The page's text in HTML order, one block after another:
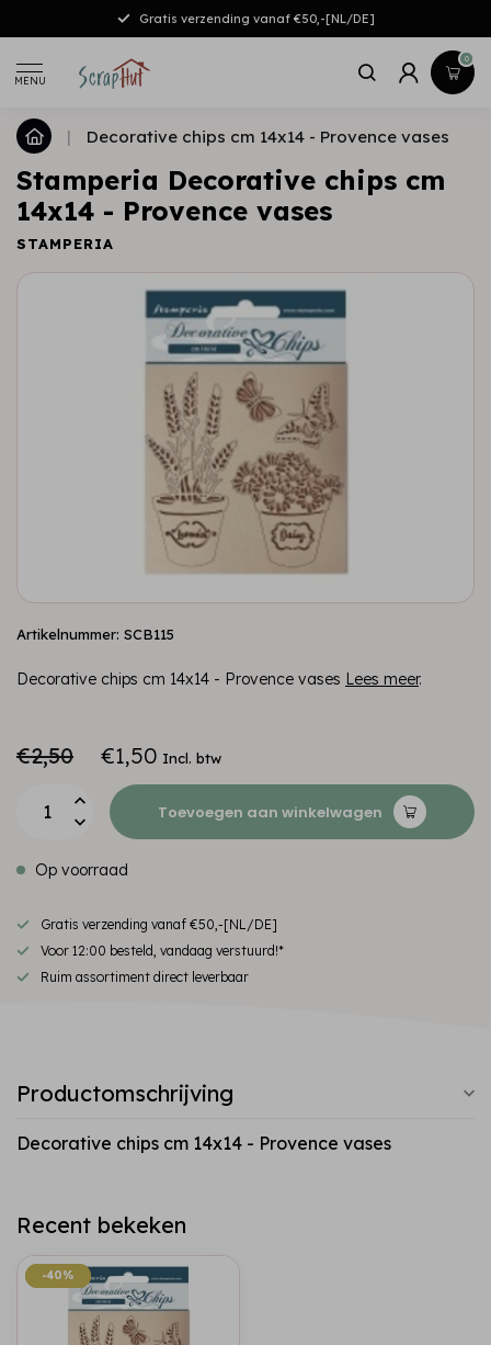
Gratis verzending vanaf €50,-[NL/DE]
MENU
0
| Decorative chips cm 14x14 - Provence vases
Stamperia Decorative chips cm
14x14 - Provence vases
STAMPERIA
Artikelnummer: SCB115
Decorative chips cm 14x14 - Provence vases Lees meer.
€2,50 €1,50 Incl. btw
Toevoegen aan winkelwagen
Op voorraad
Gratis verzending vanaf €50,-[NL/DE]
Voor 12:00 besteld, vandaag verstuurd!*
Ruim assortiment direct leverbaar
Productomschrijving
Decorative chips cm 14x14 - Provence vases
Recent bekeken
-40%
-40%